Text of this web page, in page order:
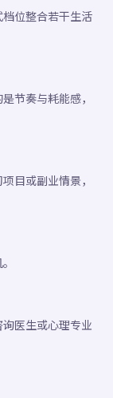
位整合若干生活
节奏与耗能感，
目或副业情景，
医生或心理专业